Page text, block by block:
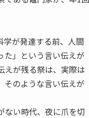
が発達する前、人間
た」という言い伝えが
えが残る祭は、実際は
そのような言い伝えが
ない時代、夜に爪を切